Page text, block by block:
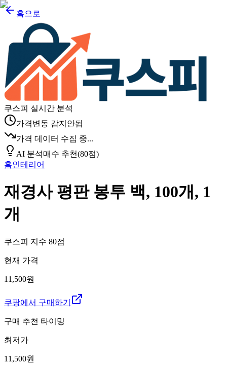
홈으로
쿠스피 실시간 분석
가격변동 감지안됨
가격 데이터 수집 중...
AI 분석매수 추천(80점)
홈인테리어
재경사 평판 봉투 백, 100개, 1
개
쿠스피 지수 80점
현재 가격
11,500원
쿠팡에서 구매하기
구매 추천 타이밍
최저가
11,500원